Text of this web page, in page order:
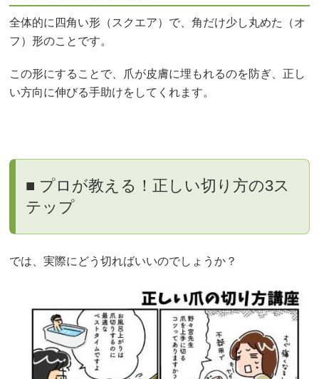
全体的に四角い形（スクエア）で、角だけ少し丸めた（オ
フ）形のことです。
この形にすることで、爪が皮膚に埋もれるのを防ぎ、正し
い方向に伸びる手助けをしてくれます。
■ プロが教える！正しい切り方の3ス
テップ
では、実際にどう切ればいいのでしょうか？